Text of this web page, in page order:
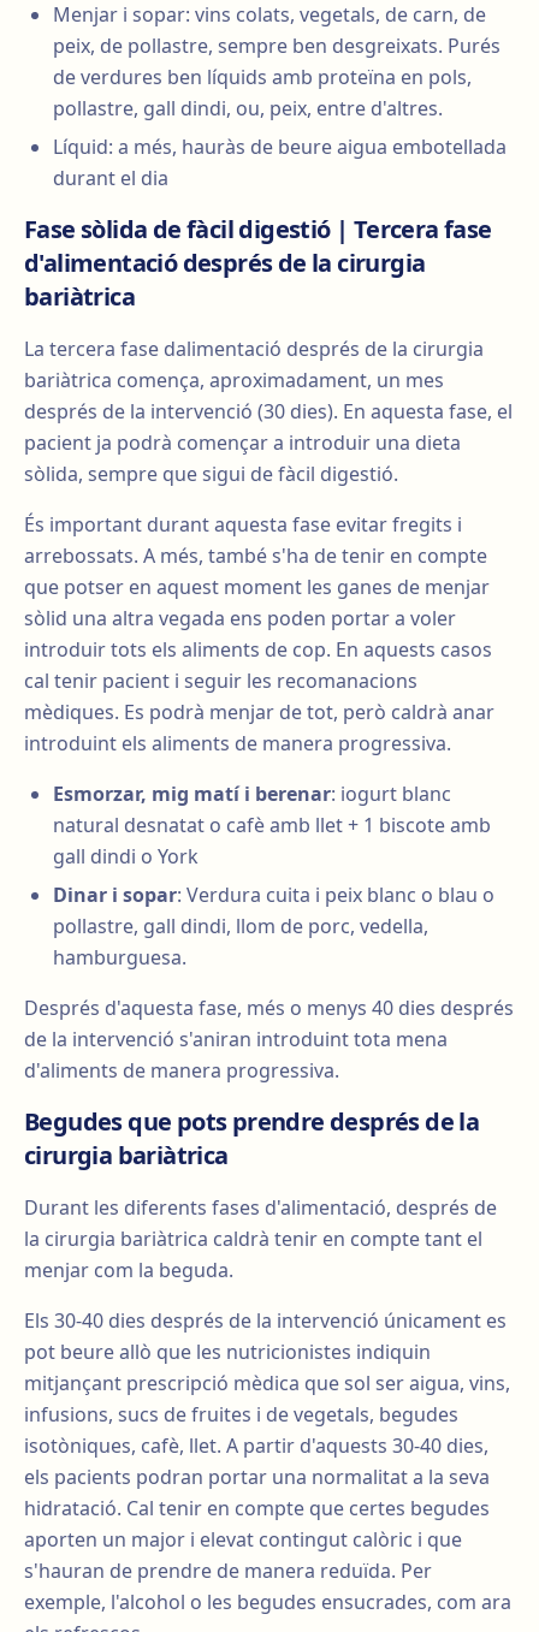
Menjar i sopar: vins colats, vegetals, de carn, de
peix, de pollastre, sempre ben desgreixats. Purés
de verdures ben líquids amb proteïna en pols,
pollastre, gall dindi, ou, peix, entre d'altres.
Líquid: a més, hauràs de beure aigua embotellada
durant el dia
Fase sòlida de fàcil digestió | Tercera fase
d'alimentació després de la cirurgia
bariàtrica
La tercera fase dalimentació després de la cirurgia
bariàtrica comença, aproximadament, un mes
després de la intervenció (30 dies). En aquesta fase, el
pacient ja podrà començar a introduir una dieta
sòlida, sempre que sigui de fàcil digestió.
És important durant aquesta fase evitar fregits i
arrebossats. A més, també s'ha de tenir en compte
que potser en aquest moment les ganes de menjar
sòlid una altra vegada ens poden portar a voler
introduir tots els aliments de cop. En aquests casos
cal tenir pacient i seguir les recomanacions
mèdiques. Es podrà menjar de tot, però caldrà anar
introduint els aliments de manera progressiva.
Esmorzar, mig matí i berenar: iogurt blanc
natural desnatat o cafè amb llet + 1 biscote amb
gall dindi o York
Dinar i sopar: Verdura cuita i peix blanc o blau o
pollastre, gall dindi, llom de porc, vedella,
hamburguesa.
Després d'aquesta fase, més o menys 40 dies després
de la intervenció s'aniran introduint tota mena
d'aliments de manera progressiva.
Begudes que pots prendre després de la
cirurgia bariàtrica
Durant les diferents fases d'alimentació, després de
la cirurgia bariàtrica caldrà tenir en compte tant el
menjar com la beguda.
Els 30-40 dies després de la intervenció únicament es
pot beure allò que les nutricionistes indiquin
mitjançant prescripció mèdica que sol ser aigua, vins,
infusions, sucs de fruites i de vegetals, begudes
isotòniques, cafè, llet. A partir d'aquests 30-40 dies,
els pacients podran portar una normalitat a la seva
hidratació. Cal tenir en compte que certes begudes
aporten un major i elevat contingut calòric i que
s'hauran de prendre de manera reduïda. Per
exemple, l'alcohol o les begudes ensucrades, com ara